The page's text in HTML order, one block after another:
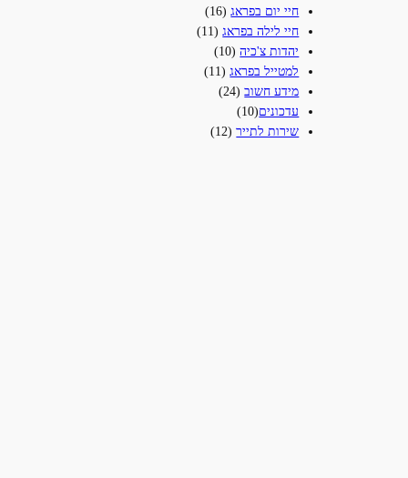
חיי יום בפראג(16)
חיי לילה בפראג(11)
יהדות צ'כיה(10)
למטייל בפראג(11)
מידע חשוב(24)
עדכונים‎(10)
שירות לתייר(12)